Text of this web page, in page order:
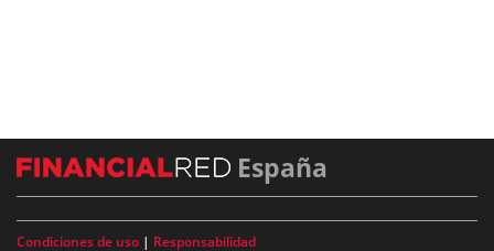
España
Condiciones de uso | Responsabilidad